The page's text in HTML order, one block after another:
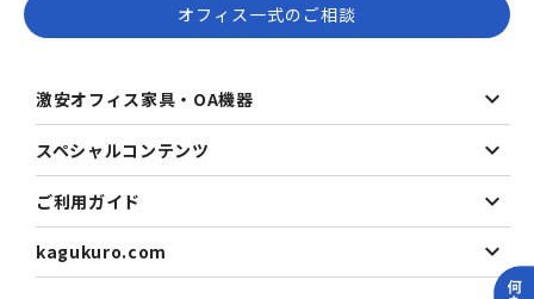
オフィス一式のご相談
激安オフィス家具・OA機器
スペシャルコンテンツ
ご利用ガイド
kagukuro.com